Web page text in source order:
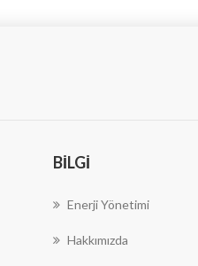
BILGI
Enerji Yönetimi
Hakkımızda